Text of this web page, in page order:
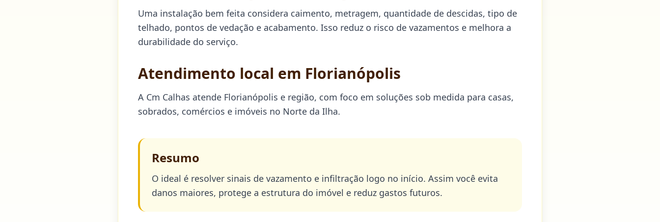
Uma instalação bem feita considera caimento, metragem, quantidade de descidas, tipo de
telhado, pontos de vedação e acabamento. Isso reduz o risco de vazamentos e melhora a
durabilidade do serviço.
Atendimento local em Florianópolis
A Cm Calhas atende Florianópolis e região, com foco em soluções sob medida para casas,
sobrados, comércios e imóveis no Norte da Ilha.
Resumo
O ideal é resolver sinais de vazamento e infiltração logo no início. Assim você evita
danos maiores, protege a estrutura do imóvel e reduz gastos futuros.